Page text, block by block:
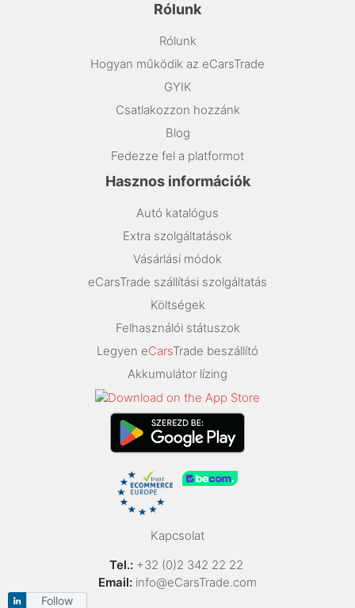
Rólunk
Rólunk
Hogyan működik az eCarsTrade
GYIK
Csatlakozzon hozzánk
Blog
Fedezze fel a platformot
Hasznos információk
Autó katalógus
Extra szolgáltatások
Vásárlási módok
eCarsTrade szállítási szolgáltatás
Költségek
Felhasználói státuszok
Legyen eCarsTrade beszállító
Akkumulátor lízing
Kapcsolat
Tel.: +32 (0)2 342 22 22
Email: info@eCarsTrade.com
Follow